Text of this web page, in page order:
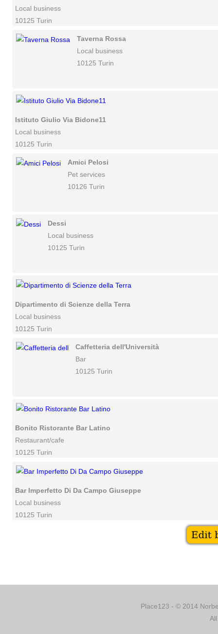
Local business
10125 Turin
Taverna Rossa
Local business
10125 Turin
Istituto Giulio Via Bidone11
Local business
10125 Turin
Amici Pelosi
Pet services
10126 Turin
Dessi
Local business
10125 Turin
Dipartimento di Scienze della Terra
Local business
10125 Turin
Caffetteria dell'Università
Bar
10125 Turin
Bonito Ristorante Bar Latino
Restaurant/cafe
10125 Turin
Bar Imperfetto Di Da Campo Giuseppe
Local business
10125 Turin
Place123 - © 2014